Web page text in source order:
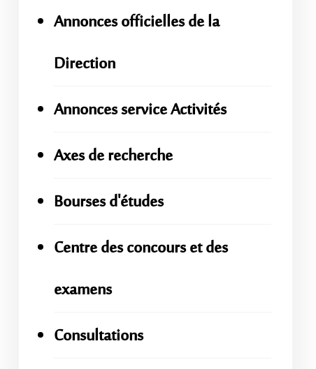
Annonces officielles de la
Direction
Annonces service Activités
Axes de recherche
Bourses d'études
Centre des concours et des
examens
Consultations